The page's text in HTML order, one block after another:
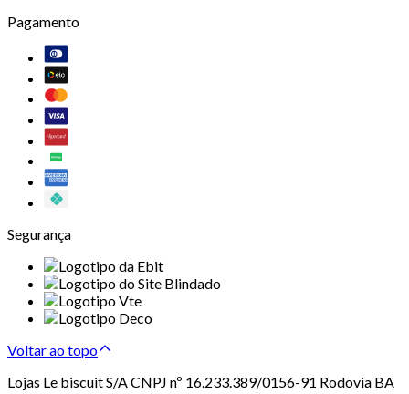
Pagamento
Segurança
Voltar ao topo
Lojas Le biscuit S/A CNPJ nº 16.233.389/0156-91 Rodovia BA